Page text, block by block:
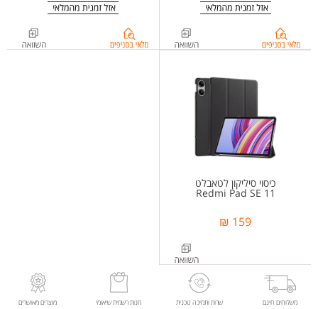
מלאי
ל-
מלאי
כיסוי סיליקון לטאבלט
Redmi Pad SE 11
159 ₪
משלוחים חינם
שרות ותמיכה טכנית חנות רשמית שיאומי מוצרים מאושרים